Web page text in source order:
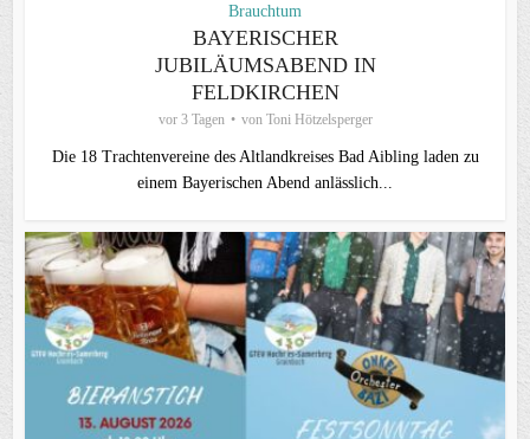
Brauchtum
BAYERISCHER
JUBILÄUMSABEND IN
FELDKIRCHEN
vor 3 Tagen von Toni Hötzelsperger
Die 18 Trachtenvereine des Altlandkreises Bad Aibling laden zu
einem Bayerischen Abend anlässlich...